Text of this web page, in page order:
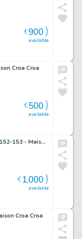
available
€900
Croa Croa
available
€500
Double planche originale n°152-153 - Maison Croa Croa
available
€1,000
Croa Croa